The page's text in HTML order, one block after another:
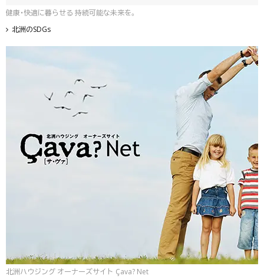
健康・快適に暮らせる 持続可能な未来を。
北洲のSDGs
北洲ハウジング オーナーズサイト Çava? Net